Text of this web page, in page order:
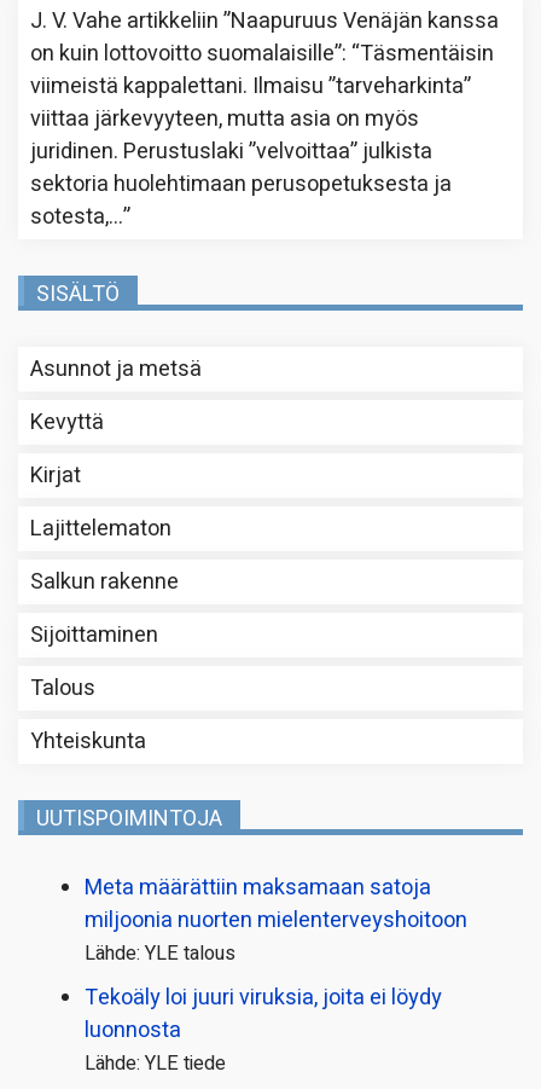
J. V. Vahe artikkeliin”Naapuruus Venäjän kanssa
on kuin lottovoitto suomalaisille”: “Täsmentäisin
viimeistä kappalettani. Ilmaisu ”tarveharkinta”
viittaa järkevyyteen, mutta asia on myös
juridinen. Perustuslaki ”velvoittaa” julkista
sektoria huolehtimaan perusopetuksesta ja
sotesta,…”
SISÄLTÖ
Asunnot ja metsä
Kevyttä
Kirjat
Lajittelematon
Salkun rakenne
Sijoittaminen
Talous
Yhteiskunta
UUTISPOIMINTOJA
Meta määrättiin maksamaan satoja
miljoonia nuorten mielenterveyshoitoon
Lähde: YLE talous
Tekoäly loi juuri viruksia, joita ei löydy
luonnosta
Lähde: YLE tiede